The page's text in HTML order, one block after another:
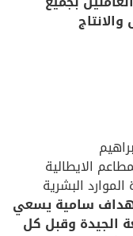
الايطالية
البشرية
سامية يسعي
الجيدة وقبل كل